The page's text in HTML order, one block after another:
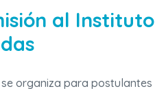
al Instituto
se organiza para postulantes